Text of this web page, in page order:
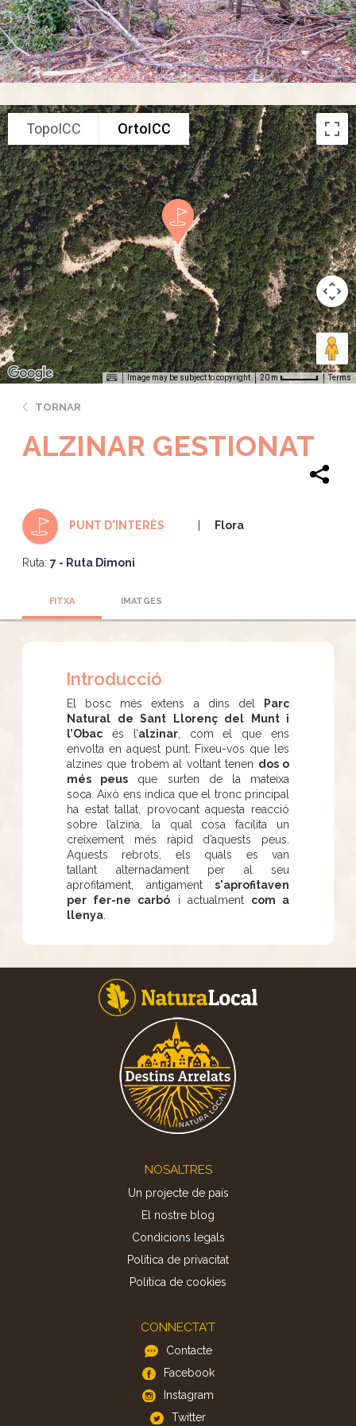
TopoICC OrtoICC
Image may be subject to copyright 20 m Terms
TORNAR
ALZINAR GESTIONAT
PUNT D'INTERÈS Flora
Ruta: 7 - Ruta Dimoni
FITXA IMATGES
Introducció
El bosc més extens a dins del
Parc
Natural de Sant Llorenç del Munt i
l’Obac és l’alzinar, com el que ens
envolta en aquest punt. Fixeu-vos que les
alzines que trobem al voltant tenen dos o
més peus que surten de la mateixa
soca. Això ens indica que el tronc principal
ha estat tallat, provocant aquesta reacció
sobre l’alzina, la qual cosa facilita un
creixement més ràpid d’aquests peus.
Aquests rebrots, els quals es van
tallant alternadament per al seu
aprofitament, antigament s'aprofitaven
per fer-ne carbó i actualment com a
llenya
NOSALTRES
Un projecte de país
El nostre blog
Condicions legals
Política de privacitat
Politica de cookies
CONNECTA'T
Contacte
Facebook
Instagram
Twitter